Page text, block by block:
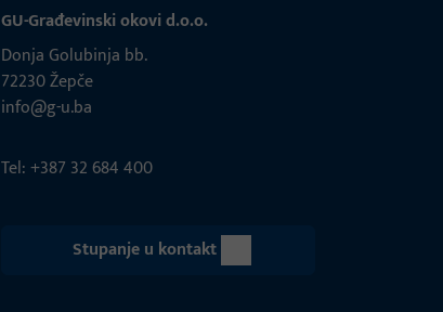
GU-Građevinski okovi d.o.o.
Donja Golubinja bb.
72230 Žepče
info@g-u.ba
Tel: +387 32 684 400
Stupanje u kontakt